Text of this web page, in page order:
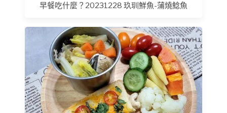
早餐吃什麼？20231228 玖玔鮮魚-蒲燒鯰魚